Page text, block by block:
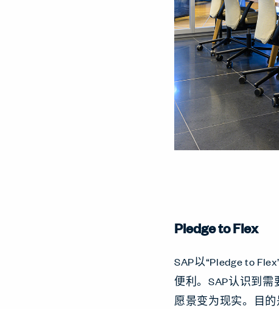
Pledge to Flex
SAP以“Pledge to
便利。SAP认识到
愿景变为现实。目